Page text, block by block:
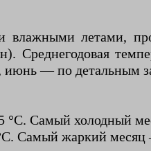
влажными летами,
июнь — по детальным
Самый холодный
Самый жаркий месяц